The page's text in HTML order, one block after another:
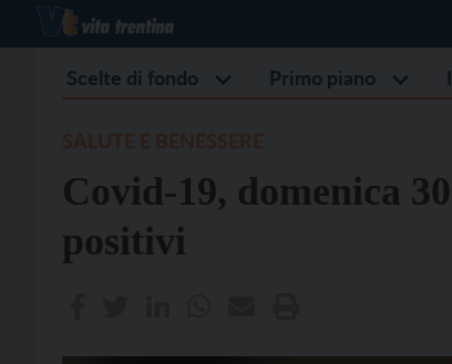
Scelte di fondo Primo piano
Covid-19, domenica
positivi